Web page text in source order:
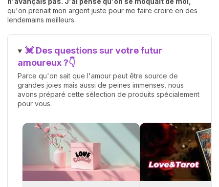
qu'on prenait mon argent juste pour me faire croire en des
lendemains meilleurs.
💓 Des questions sur votre futur
amoureux ?👇
Parce qu'on sait que l'amour peut être source de
grandes joies mais aussi de peines immenses, nous
avons préparé cette sélection de produits spécialement
pour vous.